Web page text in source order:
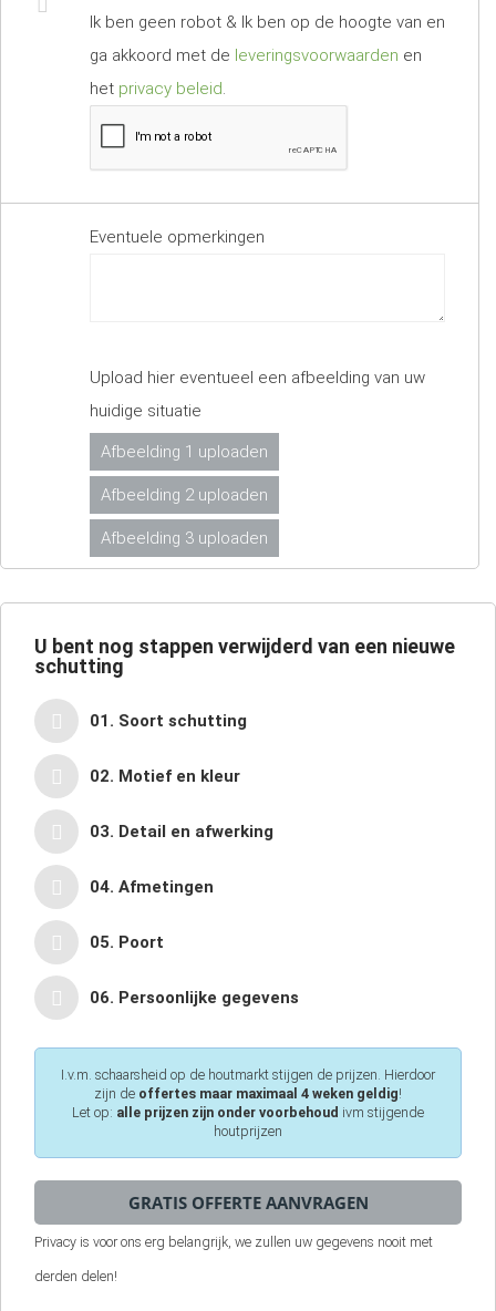
Ik ben geen robot & Ik ben op de hoogte van en
ga akkoord met de leveringsvoorwaarden en
het privacy beleid.
Eventuele opmerkingen
Upload hier eventueel een afbeelding van uw
huidige situatie
Afbeelding 1 uploaden
Afbeelding 2 uploaden
Afbeelding 3 uploaden
U bent nog stappen verwijderd van een nieuwe
schutting
01. Soort schutting
02. Motief en kleur
03. Detail en afwerking
04. Afmetingen
05. Poort
06. Persoonlijke gegevens
I.v.m. schaarsheid op de houtmarkt stijgen de prijzen. Hierdoor
zijn de offertes maar maximaal 4 weken geldig!
Let op: alle prijzen zijn onder voorbehoud ivm stijgende
houtprijzen
Privacy is voor ons erg belangrijk, we zullen uw gegevens nooit met
derden delen!